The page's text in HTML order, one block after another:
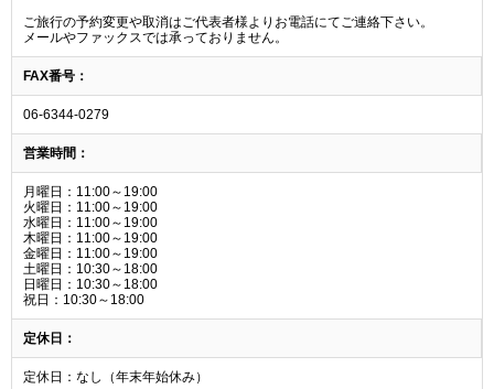
ご旅行の予約変更や取消はご代表者様よりお電話にてご連絡下さい。
メールやファックスでは承っておりません。
FAX番号：
06-6344-0279
営業時間：
月曜日：11:00～19:00
火曜日：11:00～19:00
水曜日：11:00～19:00
木曜日：11:00～19:00
金曜日：11:00～19:00
土曜日：10:30～18:00
日曜日：10:30～18:00
祝日：10:30～18:00
定休日：
定休日：なし（年末年始休み）